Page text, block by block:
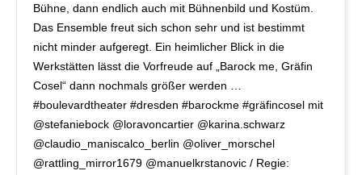
Bühne, dann endlich auch mit Bühnenbild und Kostüm.
Das Ensemble freut sich schon sehr und ist bestimmt
nicht minder aufgeregt. Ein heimlicher Blick in die
Werkstätten lässt die Vorfreude auf „Barock me, Gräfin
Cosel“ dann nochmals größer werden …
#boulevardtheater #dresden #barockme #gräfincosel mit
@stefaniebock @loravoncartier @karina.schwarz
@claudio_maniscalco_berlin @oliver_morschel
@rattling_mirror1679 @manuelkrstanovic / Regie: